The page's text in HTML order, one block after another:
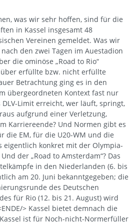
was wir sehr hoffen, sind für die
in Kassel insgesamt 48
Vereinen gemeldet. Was wir
den zwei Tagen im Auestadion
die ominöse „Road to Rio“
erfüllte bzw. nicht erfüllte
Betrachtung ging es in den
übergeordneten Kontext fast nur
Limit erreicht, wer läuft, springt,
aufgrund einer Verletzung,
Karriereende? Und Normen gibt es
die EM, für die U20-WM und die
eigentlich konkret mit der Olympia-
der „Road to Amsterdam“? Das
in den Niederlanden (6. bis
am 20. Juni bekanntgegeben; die
des Deutschen
für Rio (12. bis 21. August) wird
> Kassel bietet demnach die
ist für Noch-nicht-Normerfüller